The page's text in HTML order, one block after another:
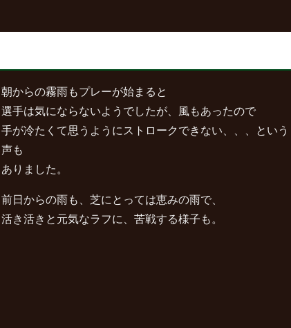
朝からの霧雨もプレーが始まると
選手は気にならないようでしたが、風もあったので
手が冷たくて思うようにストロークできない、、、という
声も
ありました。
前日からの雨も、芝にとっては恵みの雨で、
活き活きと元気なラフに、苦戦する様子も。